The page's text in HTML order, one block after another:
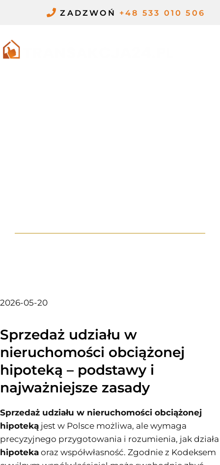
ZADZWOŃ +48 533 010 506
2026-05-20
Sprzedaż udziału w
nieruchomości obciążonej
hipoteką – podstawy i
najważniejsze zasady
Sprzedaż udziału w nieruchomości obciążonej
hipoteką jest w Polsce możliwa, ale wymaga
precyzyjnego przygotowania i rozumienia, jak działa
hipoteka oraz współwłasność. Zgodnie z Kodeksem